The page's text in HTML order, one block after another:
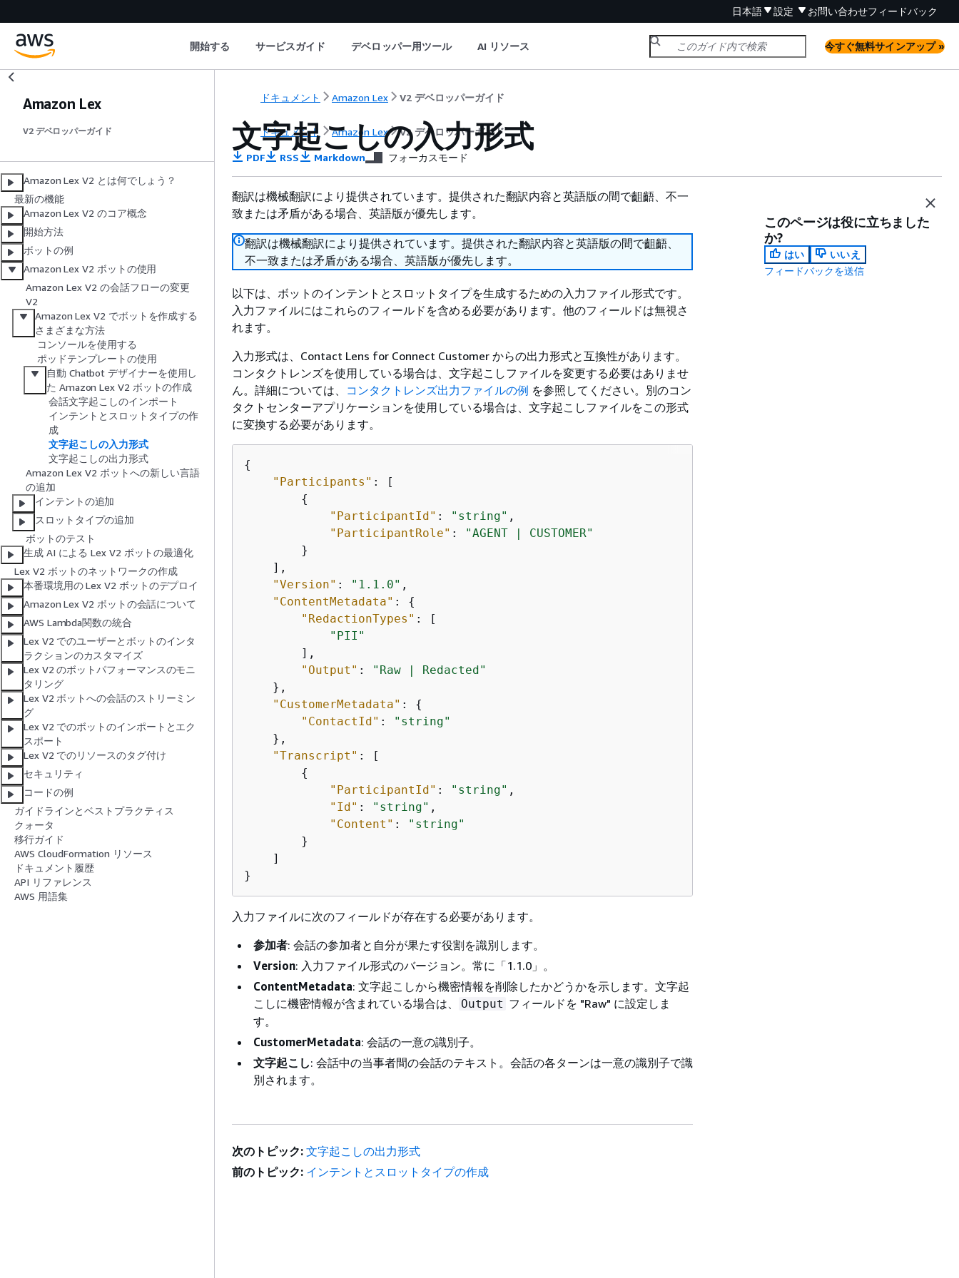
日本語 設定 お問い合わせフィードバック
開始する サービスガイド デベロッパー用ツール AI リソース 今すぐ無料サインアップ »
Amazon Lex
V2 デベロッパーガイド
Amazon Lex V2 とは何でしょう？
最新の機能
Amazon Lex V2 のコア概念
開始方法
ボットの例
Amazon Lex V2 ボットの使用
Amazon Lex V2 の会話フローの変更
V2
Amazon Lex V2 でボットを作成する
さまざまな方法
コンソールを使用する
ポッドテンプレートの使用
自動 Chatbot デザイナーを使用し
た Amazon Lex V2 ボットの作成
会話文字起こしのインポート
インテントとスロットタイプの作
成
文字起こしの入力形式
文字起こしの出力形式
Amazon Lex V2 ボットへの新しい言語
の追加
インテントの追加
スロットタイプの追加
ボットのテスト
生成 AI による Lex V2 ボットの最適化
Lex V2 ボットのネットワークの作成
本番環境用の Lex V2 ボットのデプロイ
Amazon Lex V2 ボットの会話について
AWS Lambda関数の統合
Lex V2 でのユーザーとボットのインタ
ラクションのカスタマイズ
Lex V2 のボットパフォーマンスのモニ
タリング
Lex V2 ボットへの会話のストリーミン
グ
Lex V2 でのボットのインポートとエク
スポート
Lex V2 でのリソースのタグ付け
セキュリティ
コードの例
ガイドラインとベストプラクティス
クォータ
移行ガイド
AWS CloudFormation リソース
ドキュメント履歴
API リファレンス
AWS 用語集
ドキュメント Amazon Lex V2 デベロッパーガイド
ドキュメント Amazon Lex V2 デベロッパーガイド
文字起こしの入力形式
PDF RSS Markdown フォーカスモード
翻訳は機械翻訳により提供されています。提供された翻訳内容と英語版の間で齟齬、不一
致または矛盾がある場合、英語版が優先します。
翻訳は機械翻訳により提供されています。提供された翻訳内容と英語版の間で齟齬、
不一致または矛盾がある場合、英語版が優先します。
以下は、ボットのインテントとスロットタイプを生成するための入力ファイル形式です。
入力ファイルにはこれらのフィールドを含める必要があります。他のフィールドは無視さ
れます。
入力形式は、Contact Lens for Connect Customer からの出力形式と互換性があります。
コンタクトレンズを使用している場合は、文字起こしファイルを変更する必要はありませ
ん。詳細については、 コンタクトレンズ出力ファイルの例 を参照してください。別のコン
タクトセンターアプリケーションを使用している場合は、文字起こしファイルをこの形式
に変換する必要があります。
{
"Participants" : [
{
"ParticipantId" : "string" ,
"ParticipantRole" :
"AGENT | CUSTOMER"
        }
    ],
"Version" : "1.1.0" ,
"ContentMetadata" : {
"RedactionTypes" : [
"PII"
        ],
"Output" :
"Raw | Redacted"
    },
"CustomerMetadata" : {
"ContactId" :
"string"
    },
"Transcript" : [
{
"ParticipantId" : "string" ,
"Id" : "string" ,
"Content" :
"string"
        }
    ]
}
入力ファイルに次のフィールドが存在する必要があります。
参加者: 会話の参加者と自分が果たす役割を識別します。
Version: 入力ファイル形式のバージョン。常に「1.1.0」。
ContentMetadata: 文字起こしから機密情報を削除したかどうかを示します。文字起
こしに機密情報が含まれている場合は、
Output フィールドを "Raw" に設定しま
す。
CustomerMetadata: 会話の一意の識別子。
文字起こし: 会話中の当事者間の会話のテキスト。会話の各ターンは一意の識別子で識
別されます。
このページは役に立ちました
か?
はい
いいえ
フィードバックを送信
次のトピック: 文字起こしの出力形式
前のトピック: インテントとスロットタイプの作成